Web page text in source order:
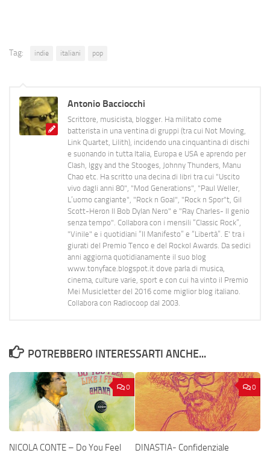
Tag: indie italiani pop
Antonio Bacciocchi
Scrittore, musicista, blogger. Ha militato come
batterista in una ventina di gruppi (tra cui Not Moving,
Link Quartet, Lilith), incidendo una cinquantina di dischi
e suonando in tutta Italia, Europa e USA e aprendo per
Clash, Iggy and the Stooges, Johnny Thunders, Manu
Chao etc. Ha scritto una decina di libri tra cui "Uscito
vivo dagli anni 80", "Mod Generations", "Paul Weller,
L’uomo cangiante", "Rock n Goal", "Rock n Spor"t, Gil
Scott-Heron Il Bob Dylan Nero" e "Ray Charles- Il genio
senza tempo". Collabora con i mensili “Classic Rock”,
"Vinile" e i quotidiani “Il Manifesto” e “Libertà”. E' tra i
giurati del Premio Tenco e del Rockol Awards. Da sedici
anni aggiorna quotidianamente il suo blog
www.tonyface.blogspot.it dove parla di musica,
cinema, culture varie, sport e con cui ha vinto il Premio
Mei Musicletter del 2016 come miglior blog italiano.
Collabora con Radiocoop dal 2003.
POTREBBERO INTERESSARTI ANCHE...
0
NICOLA CONTE – Do You Feel
0
DINASTIA- Confidenziale